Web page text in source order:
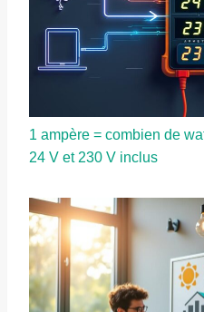
1 ampère = combien de
24 V et 230 V inclus